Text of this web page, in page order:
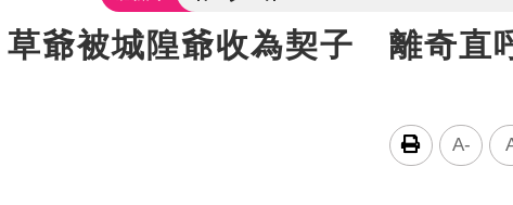
草爺被城隍爺收為契子 離奇直
A-